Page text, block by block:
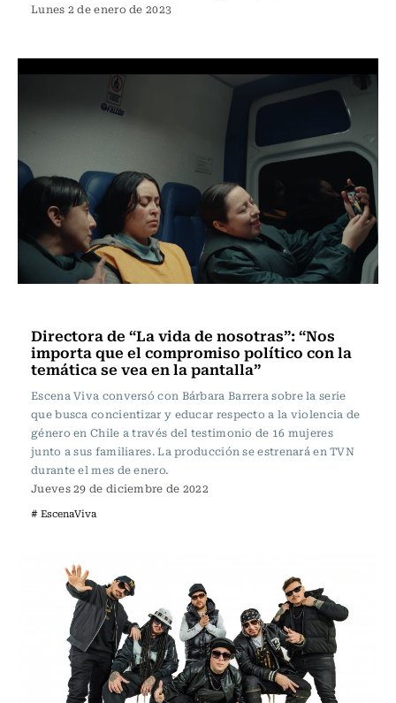
Lunes 2 de enero de 2023
Directora de “La vida de nosotras”: “Nos
importa que el compromiso político con la
temática se vea en la pantalla”
Escena Viva conversó con Bárbara Barrera sobre la serie
que busca concientizar y educar respecto a la violencia de
género en Chile a través del testimonio de 16 mujeres
junto a sus familiares. La producción se estrenará en TVN
durante el mes de enero.
Jueves 29 de diciembre de 2022
# EscenaViva